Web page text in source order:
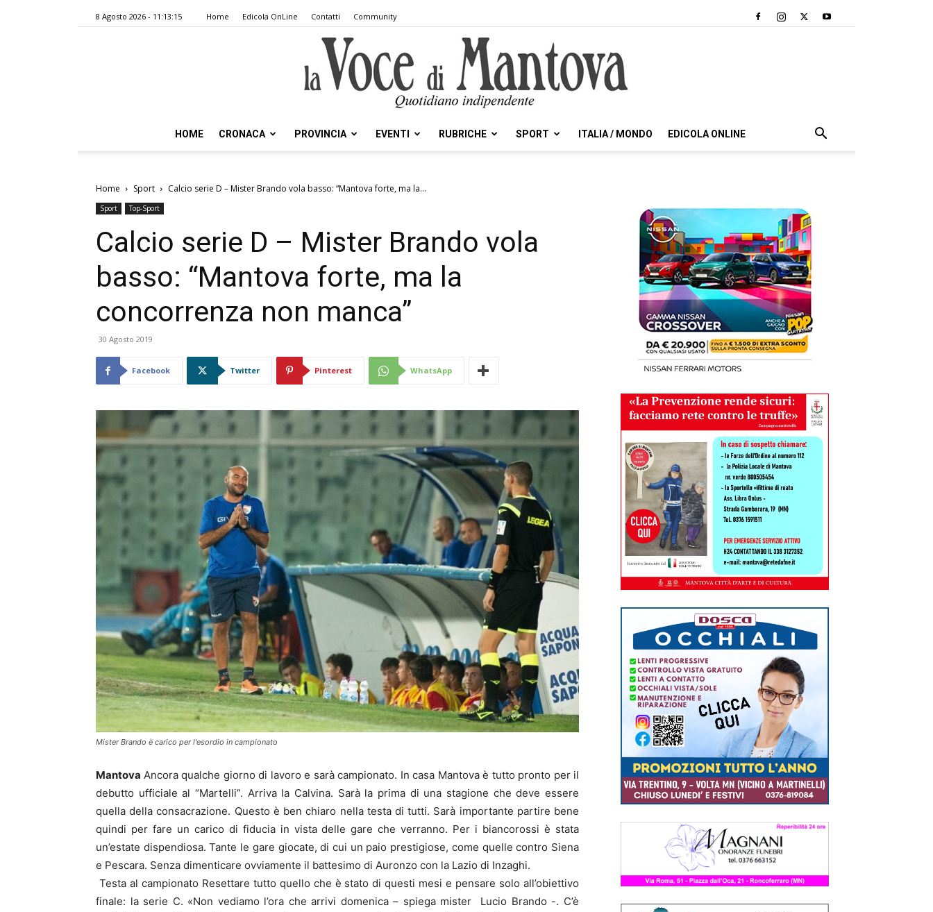
8 Agosto 2026 - 11:13:15 Home Edicola OnLine Contatti Community
Voce
Mantova
HOME CRONACA PROVINCIA EVENTI RUBRICHE SPORT ITALIA / MONDO EDICOLA ONLINE
Home Sport Calcio serie D – Mister Brando vola basso: “Mantova forte, ma la...
Sport Top-Sport
Calcio serie D – Mister Brando vola
basso: “Mantova forte, ma la
concorrenza non manca”
30 Agosto 2019
Facebook Twitter Pinterest WhatsApp
Mister Brando è carico per l'esordio in campionato
Mantova Ancora qualche giorno di lavoro e sarà campionato. In casa Mantova è tutto pronto per il
debutto ufficiale al “Martelli”. Arriva la Calvina. Sarà la prima di una stagione che deve essere
quella della consacrazione. Questo è ben chiaro nella testa di tutti. Sarà importante partire bene
quindi per fare un carico di fiducia in vista delle gare che verranno. Per i biancorossi è stata
un’estate dispendiosa. Tante le gare giocate, di cui un paio prestigiose, come quelle contro Siena
e Pescara. Senza dimenticare ovviamente il battesimo di Auronzo con la Lazio di Inzaghi.
Testa al campionato Resettare tutto quello che è stato di questi mesi e pensare solo all’obiettivo
finale: la serie C. «Non vediamo l’ora che arrivi domenica – spiega mister Lucio Brando -. C’è